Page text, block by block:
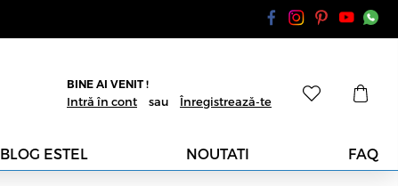
BINE AI VENIT !
Intră în cont sau Înregistrează-te
BLOG ESTEL NOUTATI FAQ